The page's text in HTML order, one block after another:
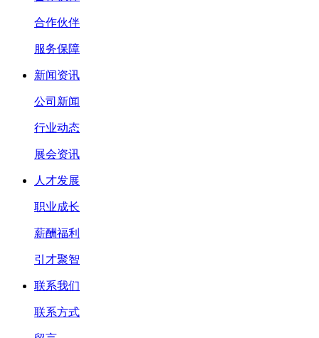
合作伙伴
服务保障
新闻资讯
公司新闻
行业动态
展会资讯
人才发展
职业成长
薪酬福利
引才聚智
联系我们
联系方式